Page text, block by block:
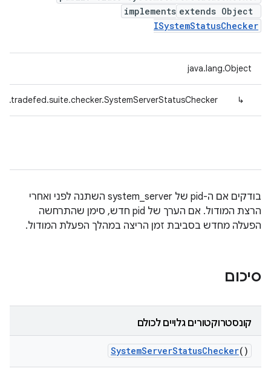
extends Object
implements
ISystemStatusChecker
java.lang.Object
↳
בודקים אם ה-pid של system_server השתנה לפני ואחרי
הרצת המודול. אם הערך של pid חדש, סימן שהתרחשה
הפעלה מחדש בסביבת זמן הריצה במהלך הפעלת המודול.
סיכום
קונסטרוקטורים גלויים לכולם
SystemServerStatusChecker()